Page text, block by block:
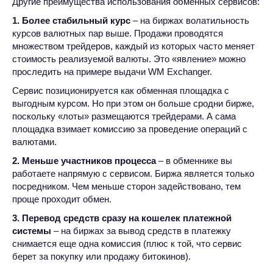
1. Более стабильный курс – на биржах волатильность
курсов валютных пар выше. Продажи проводятся
множеством трейдеров, каждый из которых часто меняет
стоимость реализуемой валюты. Это «явление» можно
проследить на примере выдачи WM Exchanger.
Сервис позиционируется как обменная площадка с
выгодным курсом. Но при этом он больше сродни бирже,
поскольку «лоты» размещаются трейдерами. А сама
площадка взимает комиссию за проведение операций с
валютами.
2. Меньше участников процесса– в обменнике вы
работаете напрямую с сервисом. Биржа является только
посредником. Чем меньше сторон задействовано, тем
проще проходит обмен.
3. Перевод средств сразу на кошелек платежной
системы – на биржах за вывод средств в платежку
снимается еще одна комиссия (плюс к той, что сервис
берет за покупку или продажу битокинов).